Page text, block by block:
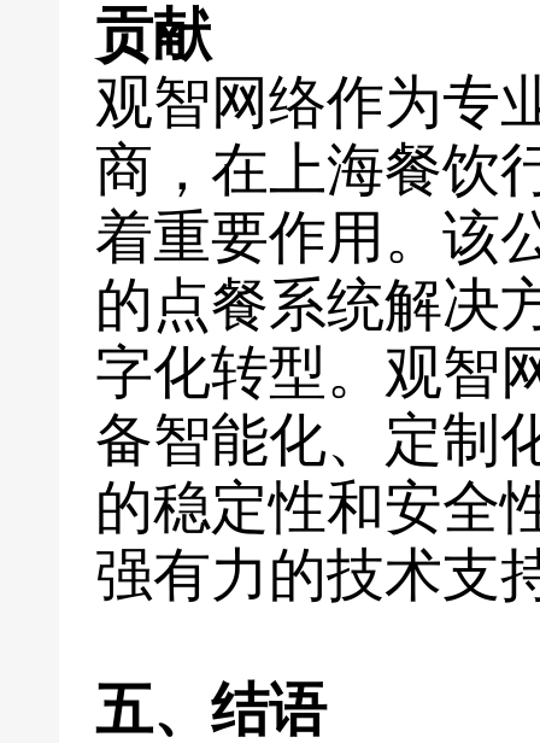
贡献
观智网络作为专
商，在上海餐饮
着重要作用。该
的点餐系统解决
字化转型。观智
备智能化、定制
的稳定性和安全
强有力的技术支
五、结语